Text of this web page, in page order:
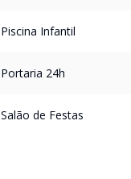
Piscina Infantil
Portaria 24h
Salão de Festas